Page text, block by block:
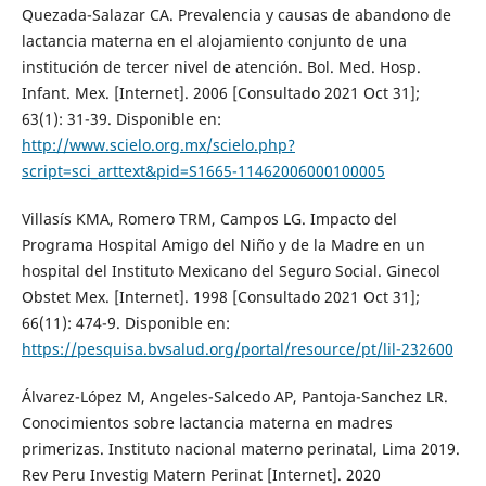
Quezada-Salazar CA. Prevalencia y causas de abandono de
lactancia materna en el alojamiento conjunto de una
institución de tercer nivel de atención. Bol. Med. Hosp.
Infant. Mex. [Internet]. 2006 [Consultado 2021 Oct 31];
63(1): 31-39. Disponible en:
http://www.scielo.org.mx/scielo.php?
script=sci_arttext&pid=S1665-11462006000100005
Villasís KMA, Romero TRM, Campos LG. Impacto del
Programa Hospital Amigo del Niño y de la Madre en un
hospital del Instituto Mexicano del Seguro Social. Ginecol
Obstet Mex. [Internet]. 1998 [Consultado 2021 Oct 31];
66(11): 474-9. Disponible en:
https://pesquisa.bvsalud.org/portal/resource/pt/lil-232600
Álvarez-López M, Angeles-Salcedo AP, Pantoja-Sanchez LR.
Conocimientos sobre lactancia materna en madres
primerizas. Instituto nacional materno perinatal, Lima 2019.
Rev Peru Investig Matern Perinat [Internet]. 2020